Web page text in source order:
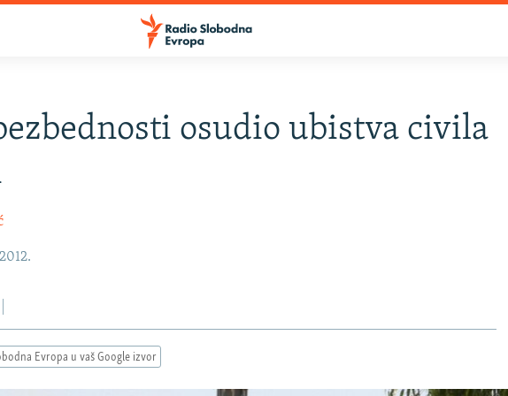
osudio ubistva civila
Evropa u vaš Google izvor